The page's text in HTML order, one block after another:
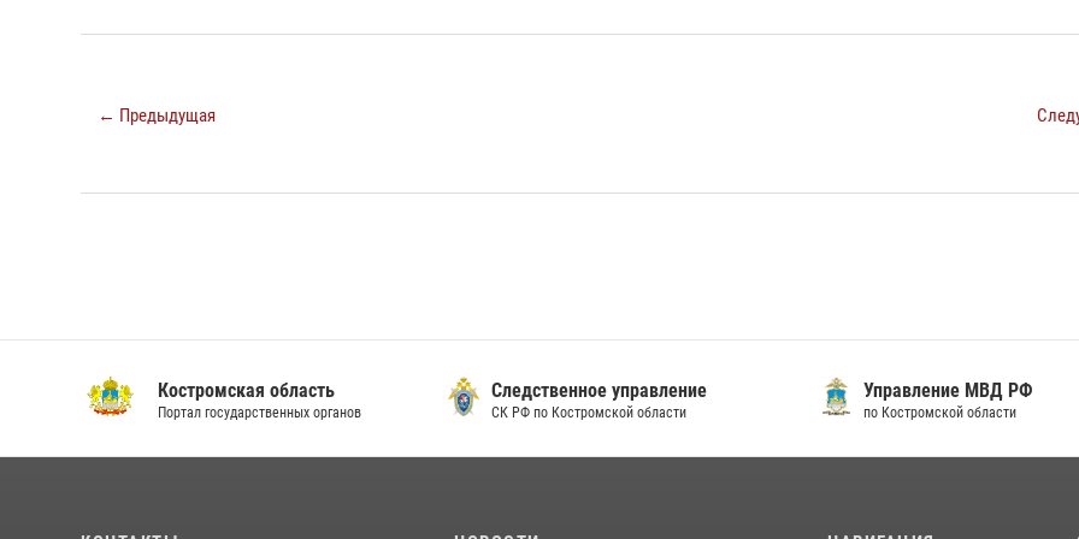
← Предыдущая
Костромская область
Портал государственных органов
Следственное управление
СК РФ по Костромской области
Управление МВД РФ
по Костромской области